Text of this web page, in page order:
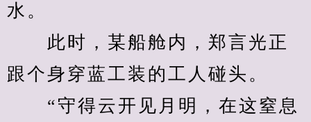
水。
此时，某船舱内，郑言光正
跟个身穿蓝工装的工人碰头。
“守得云开见月明，在这窒息